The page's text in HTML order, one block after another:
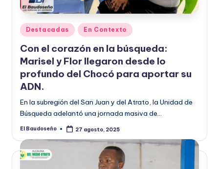
Publicado
en
Destacadas En Contexto
Con el corazón en la búsqueda:
Marisel y Flor llegaron desde lo
profundo del Chocó para aportar su
ADN.
En la subregión del San Juan y del Atrato, la Unidad de
Búsqueda adelantó una jornada masiva de…
Publicado
El Baudoseño 27 agosto, 2025